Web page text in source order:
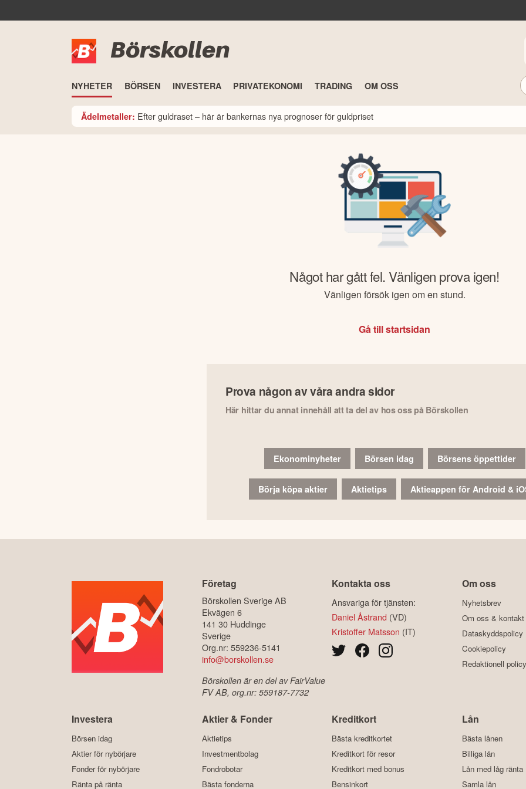
Börskollen
NYHETER BÖRSEN INVESTERA PRIVATEKONOMI TRADING OM OSS
Ädelmetaller: Efter guldraset – här är bankernas nya prognoser för guldpriset
Något har gått fel. Vänligen prova igen!
Vänligen försök igen om en stund.
Gå till startsidan
Prova någon av våra andra sidor
Här hittar du annat innehåll att ta del av hos oss på Börskollen
Ekonominyheter Börsen idag Börsens öppettider
Börja köpa aktier Aktietips Aktieappen för Android &
Företag
Börskollen Sverige AB
Ekvägen 6
141 30 Huddinge
Sverige
Org.nr: 559236-5141
info@borskollen.se
Börskollen är en del av FairValue
FV AB, org.nr: 559187-7732
Kontakta oss
Ansvariga för tjänsten:
Daniel Åstrand (VD)
Kristoffer Matsson (IT)
Om oss
Nyhetsbrev
Om oss & kontakt
Dataskyddspolicy
Cookiepolicy
Redaktionell policy
Investera
Börsen idag
Aktier för nybörjare
Fonder för nybörjare
Ränta på ränta
Aktier & Fonder
Aktietips
Investmentbolag
Fondrobotar
Bästa fonderna
Kreditkort
Bästa kreditkortet
Kreditkort för resor
Kreditkort med bonus
Bensinkort
Lån
Bästa lånen
Billiga lån
Lån med låg ränta
Samla lån